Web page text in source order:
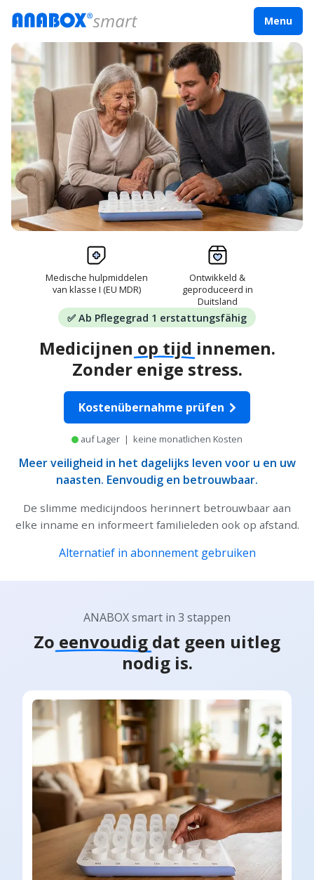
Menu
✅ Ab Pflegegrad 1 erstattungsfähig
Medicijnen op tijd innemen.
Zonder enige stress.
Kostenübernahme prüfen
auf Lager | keine monatlichen Kosten
Meer veiligheid in het dagelijks leven voor u en uw
naasten. Eenvoudig en betrouwbaar.
De slimme medicijndoos herinnert betrouwbaar aan
elke inname en informeert familieleden ook op afstand.
Alternatief in abonnement gebruiken
Medische hulpmiddelen
van klasse I (EU MDR)
Ontwikkeld &
geproduceerd in
Duitsland
ANABOX smart in 3 stappen
Zo eenvoudig dat geen uitleg
nodig is.